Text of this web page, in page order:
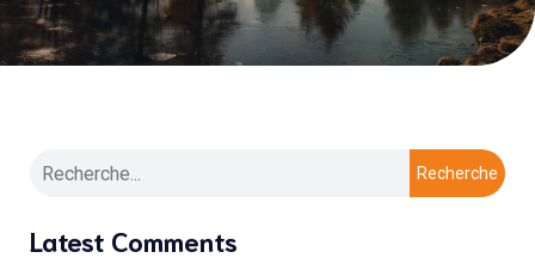
Recherche
Latest Comments